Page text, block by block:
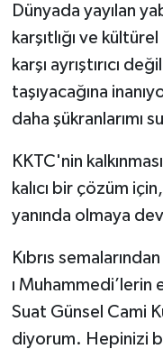
Dünyada yayılan
karşıtlığı ve kültürel
karşı ayrıştırıcı
taşıyacağına
daha şükranlarımı
KKTC'nin
kalıcı bir çözüm
yanında olmaya
Kıbrıs
ı Muhammedi’lerin
Suat Günsel Cami
diyorum. Hepinizi